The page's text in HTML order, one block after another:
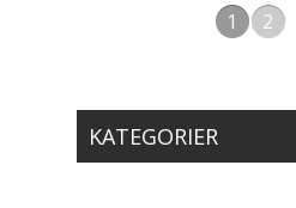
1 2
KATEGORIER